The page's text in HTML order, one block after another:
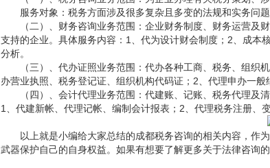
服务对象：税务方面涉及很多复杂且多变的法规和实务问
（二）、财务咨询业务范围：企业财务制度、财务运营
支持的企业。具体服务内容：1、代为设计财会制度；2、成本
分析。
（三）、代办证照业务范围：代办各种工商、税务、组
办营业执照、税务登记证、组织机构代码证；2、代理申办一
（四）、会计代理业务范围：代建账、记账、税务代理及
1、代建新帐、代理记帐、编制会计报表；2、代理税务注册、
以上就是小编给大家总结的成都税务咨询的相关内容，作
武器保护自己的自身权益。如果有想要了解更多关于法律咨询